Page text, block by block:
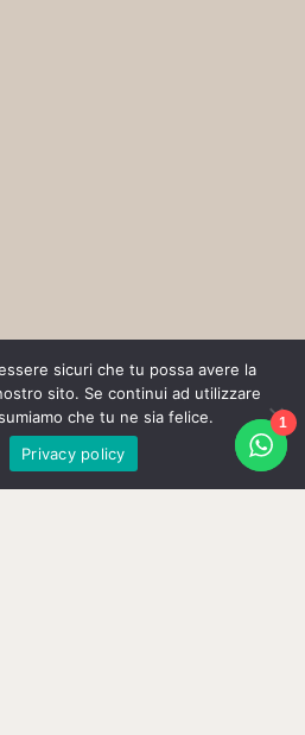
a novembre!
INFORMAZIONI
1
sicuri che tu possa avere la
sito. Se continui ad utilizzare
che tu ne sia felice.
Privacy policy